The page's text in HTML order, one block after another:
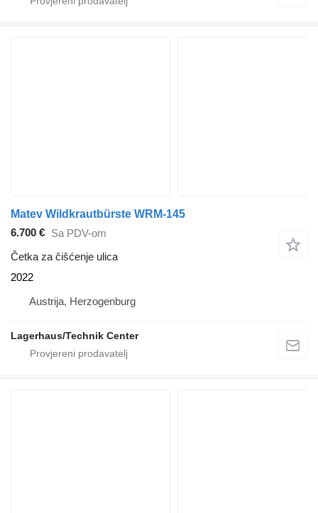
Matev Wildkrautbürste WRM-145
6.700 € Sa PDV-om
Četka za čišćenje ulica
2022
Austrija, Herzogenburg
Lagerhaus/Technik Center